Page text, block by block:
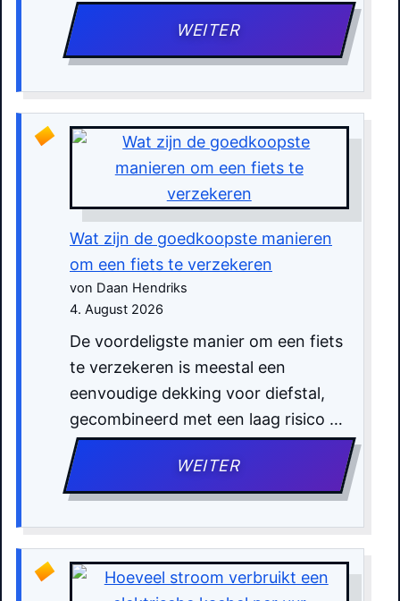
WEITER
Wat zijn de goedkoopste manieren
om een fiets te verzekeren
von Daan Hendriks
4. August 2026
De voordeligste manier om een fiets
te verzekeren is meestal een
eenvoudige dekking voor diefstal,
gecombineerd met een laag risico …
WEITER